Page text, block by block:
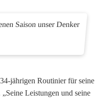
Saison unser Denker
jährigen Routinier für seine
Leistungen und seine